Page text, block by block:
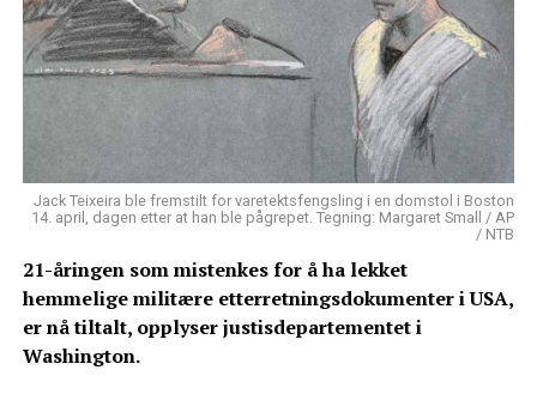
Jack Teixeira ble fremstilt for varetektsfengsling i en domstol i Boston
14. april, dagen etter at han ble pågrepet. Tegning: Margaret Small / AP
/ NTB
21-åringen som mistenkes for å ha lekket
hemmelige militære etterretningsdokumenter i USA,
er nå tiltalt, opplyser justisdepartementet i
Washington.